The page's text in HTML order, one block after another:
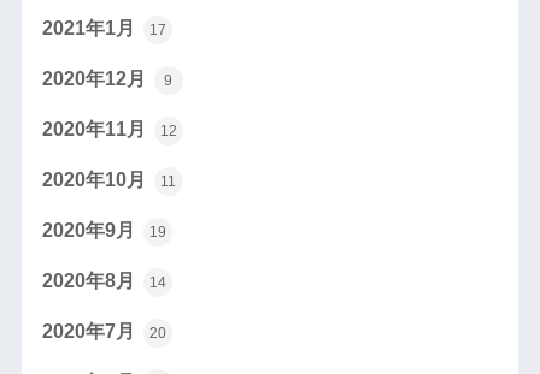
2021年1月 17
2020年12月 9
2020年11月 12
2020年10月 11
2020年9月 19
2020年8月 14
2020年7月 20